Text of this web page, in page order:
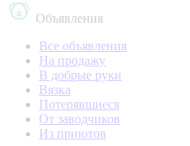
Объявления
Все объявления
На продажу
В добрые руки
Вязка
Потерявшиеся
От заводчиков
Из приютов